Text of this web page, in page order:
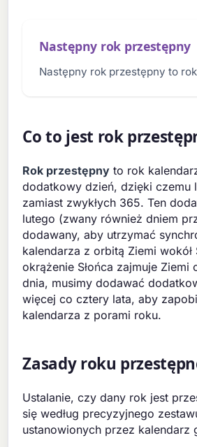
Następny rok przestępny
Następny rok przestępny to
Co to jest rok
Rok przestępny to rok
dodatkowy dzień, dzięki czemu
zamiast zwykłych 365. Ten
lutego (zwany również dniem
dodawany, aby utrzymać
kalendarza z orbitą Ziemi wokół
okrążenie Słońca zajmuje Ziemi
dnia, musimy dodawać
więcej co cztery lata, aby
kalendarza z porami roku.
Zasady roku
Ustalanie, czy dany rok jest
się według precyzyjnego
ustanowionych przez kalendarz